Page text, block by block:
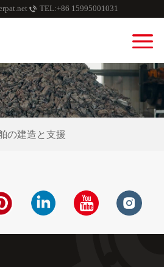
TEL:+86 15995001031
の建造と支援